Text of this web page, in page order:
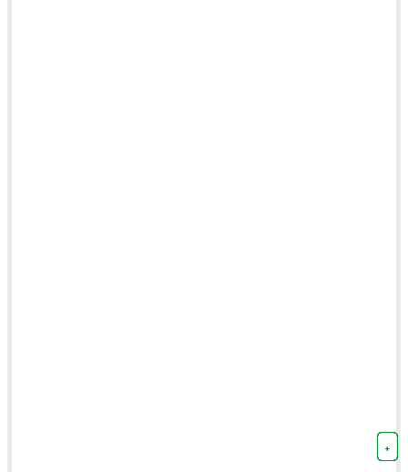
+
+
+
+
+
+